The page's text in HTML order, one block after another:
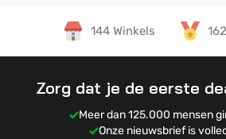
144 Winkels
Zorg dat je de eerste
Meer dan 125.000 mensen
Onze nieuwsbrief is